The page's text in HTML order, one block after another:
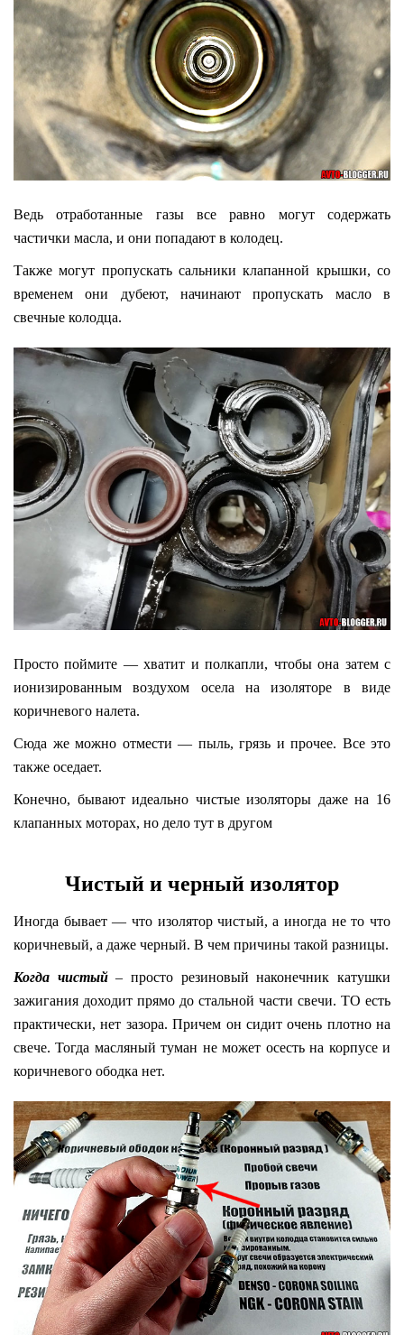
Ведь отработанные газы все равно могут содержать
частички масла, и они попадают в колодец.
Также могут пропускать сальники клапанной крышки, со
временем они дубеют, начинают пропускать масло в
свечные колодца.
Просто поймите — хватит и полкапли, чтобы она затем с
ионизированным воздухом осела на изоляторе в виде
коричневого налета.
Сюда же можно отмести — пыль, грязь и прочее. Все это
также оседает.
Конечно, бывают идеально чистые изоляторы даже на 16
клапанных моторах, но дело тут в другом
Чистый и черный изолятор
Иногда бывает — что изолятор чистый, а иногда не то что
коричневый, а даже черный. В чем причины такой разницы.
Когда чистый– просто резиновый наконечник катушки
зажигания доходит прямо до стальной части свечи. ТО есть
практически, нет зазора. Причем он сидит очень плотно на
свече. Тогда масляный туман не может осесть на корпусе и
коричневого ободка нет.